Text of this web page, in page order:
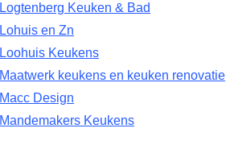
Logtenberg Keuken & Bad
Lohuis en Zn
Loohuis Keukens
Maatwerk keukens en keuken renovatie
Macc Design
Mandemakers Keukens